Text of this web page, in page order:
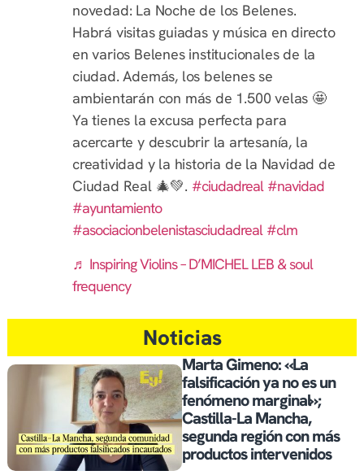
novedad: La Noche de los Belenes.
Habrá visitas guiadas y música en directo
en varios Belenes institucionales de la
ciudad. Además, los belenes se
ambientarán con más de 1.500 velas 🤩
Ya tienes la excusa perfecta para
acercarte y descubrir la artesanía, la
creatividad y la historia de la Navidad de
Ciudad Real 🎄💚. #ciudadreal #navidad
#ayuntamiento
#asociacionbelenistasciudadreal #clm
♬ Inspiring Violins – D’MICHEL LEB & soul
frequency
Noticias
Marta Gimeno: «La
falsificación ya no es un
fenómeno marginal»;
Castilla-La Mancha,
segunda región con más
productos intervenidos